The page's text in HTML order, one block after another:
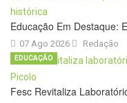
Educação Em Destaque:
07 Ago 2026 Redação
Fesc Revitaliza
EDUCAÇÃO